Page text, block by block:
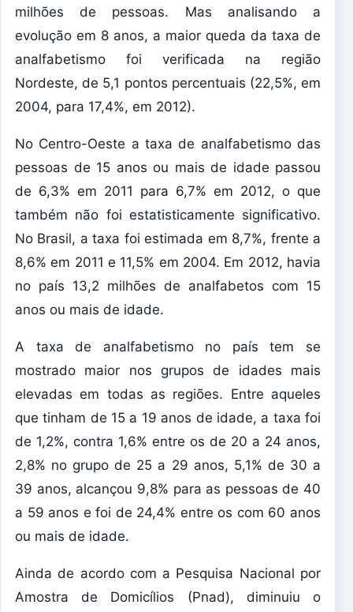
milhões de pessoas. Mas analisando a
evolução em 8 anos, a maior queda da taxa de
analfabetismo foi verificada na região
Nordeste, de 5,1 pontos percentuais (22,5%, em
2004, para 17,4%, em 2012).
No Centro-Oeste a taxa de analfabetismo das
pessoas de 15 anos ou mais de idade passou
de 6,3% em 2011 para 6,7% em 2012, o que
também não foi estatisticamente significativo.
No Brasil, a taxa foi estimada em 8,7%, frente a
8,6% em 2011 e 11,5% em 2004. Em 2012, havia
no país 13,2 milhões de analfabetos com 15
anos ou mais de idade.
A taxa de analfabetismo no país tem se
mostrado maior nos grupos de idades mais
elevadas em todas as regiões. Entre aqueles
que tinham de 15 a 19 anos de idade, a taxa foi
de 1,2%, contra 1,6% entre os de 20 a 24 anos,
2,8% no grupo de 25 a 29 anos, 5,1% de 30 a
39 anos, alcançou 9,8% para as pessoas de 40
a 59 anos e foi de 24,4% entre os com 60 anos
ou mais de idade.
Ainda de acordo com a Pesquisa Nacional por
Amostra de Domicílios (Pnad), diminuiu o